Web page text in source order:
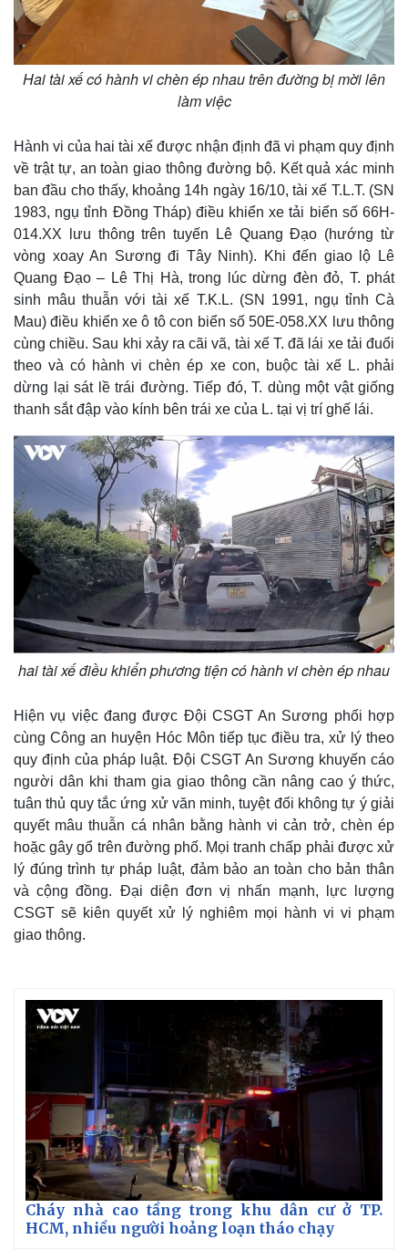
Thế giới
Cuộc sống đó đây
Hồ sơ
Multimedia
Ảnh
E-Magazine
Infographic
Hai tài xế có hành vi chèn ép nhau trên đường bị mời lên
làm việc
Hành vi của hai tài xế được nhận định đã vi phạm quy định
về trật tự, an toàn giao thông đường bộ. Kết quả xác minh
ban đầu cho thấy, khoảng 14h ngày 16/10, tài xế T.L.T. (SN
1983, ngụ tỉnh Đồng Tháp) điều khiển xe tải biển số 66H-
014.XX lưu thông trên tuyến Lê Quang Đạo (hướng từ
vòng xoay An Sương đi Tây Ninh). Khi đến giao lộ Lê
Quang Đạo – Lê Thị Hà, trong lúc dừng đèn đỏ, T. phát
sinh mâu thuẫn với tài xế T.K.L. (SN 1991, ngụ tỉnh Cà
Mau) điều khiển xe ô tô con biển số 50E-058.XX lưu thông
cùng chiều. Sau khi xảy ra cãi vã, tài xế T. đã lái xe tải đuổi
theo và có hành vi chèn ép xe con, buộc tài xế L. phải
dừng lại sát lề trái đường. Tiếp đó, T. dùng một vật giống
thanh sắt đập vào kính bên trái xe của L. tại vị trí ghế lái.
hai tài xế điều khiển phương tiện có hành vi chèn ép nhau
Hiện vụ việc đang được Đội CSGT An Sương phối hợp
cùng Công an huyện Hóc Môn tiếp tục điều tra, xử lý theo
quy định của pháp luật. Đội CSGT An Sương khuyến cáo
người dân khi tham gia giao thông cần nâng cao ý thức,
tuân thủ quy tắc ứng xử văn minh, tuyệt đối không tự ý giải
quyết mâu thuẫn cá nhân bằng hành vi cản trở, chèn ép
hoặc gây gổ trên đường phố. Mọi tranh chấp phải được xử
lý đúng trình tự pháp luật, đảm bảo an toàn cho bản thân
và cộng đồng. Đại diện đơn vị nhấn mạnh, lực lượng
CSGT sẽ kiên quyết xử lý nghiêm mọi hành vi vi phạm
giao thông.
Cháy nhà cao tầng trong khu dân cư ở TP.
HCM, nhiều người hoảng loạn tháo chạy